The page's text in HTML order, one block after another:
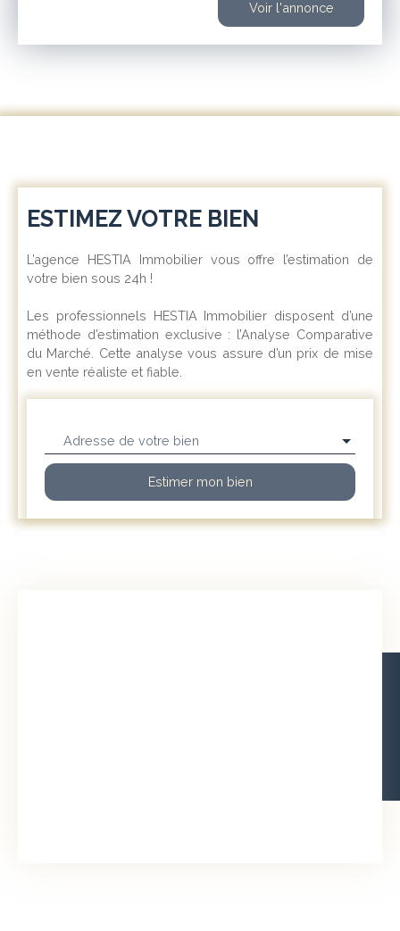
calme et bien
salle d'eau et un WC
vitrage PVC avec volets
roulants solaires. Cave
Voir l'annonce
ESTIMEZ VOTRE BIEN
L’agence HESTIA Immobilier vous offre l’estimation de
votre bien sous 24h !
Les professionnels HESTIA Immobilier disposent d’une
méthode d’estimation exclusive : l’Analyse Comparative
du Marché. Cette analyse vous assure d’un prix de mise
en vente réaliste et fiable.
Adresse de votre bien
Estimer mon bien